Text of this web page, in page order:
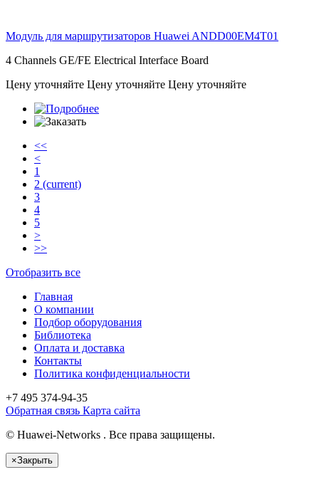
Модуль для маршрутизаторов Huawei ANDD00EM4T01
4 Channels GE/FE Electrical Interface Board
Цену уточняйте Цену уточняйте Цену уточняйте
<<
<
1
2 (current)
3
4
5
>
>>
Отобразить все
Главная
О компании
Подбор оборудования
Библиотека
Оплата и доставка
Контакты
Политика конфиденциальности
+7 495 374-94-35
Обратная связь Карта сайта
© Huawei-Networks . Все права защищены.
×Закрыть